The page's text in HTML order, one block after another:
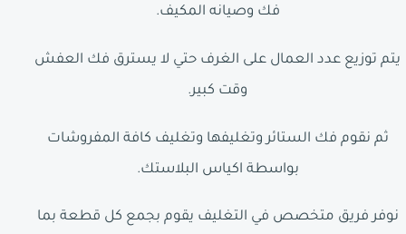
فك وصيانه المكيف.
يتم توزيع عدد العمال على الغرف حتي لا يسترق فك العفش
وقت كبير.
ثم نقوم فك الستائر وتغليفها وتغليف كافة المفروشات
بواسطة اكياس البلاستك.
نوفر فريق متخصص في التغليف يقوم بجمع كل قطعة بما